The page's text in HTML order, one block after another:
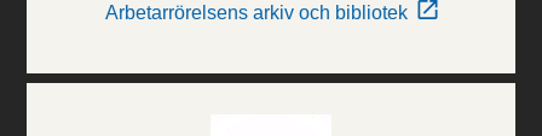
Arbetarrörelsens arkiv och bibliotek